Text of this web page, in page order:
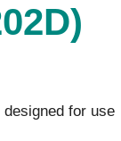
for use